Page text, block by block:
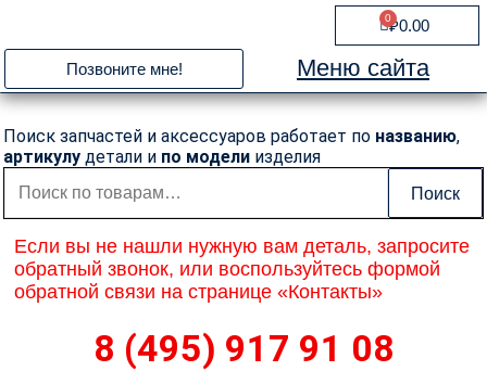
содержимому
₽0.00
0
Cart
Позвоните мне! Меню сайта
Поиск запчастей и аксессуаров работает по названию,
артикулу детали и по модели изделия
Искать:
Поиск
Если вы не нашли нужную вам деталь, запросите
обратный звонок, или воспользуйтесь формой
обратной связи на странице «Контакты»
8 (495) 917 91 08